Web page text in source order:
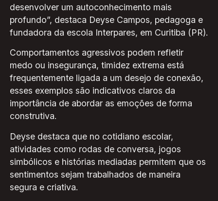
desenvolver um autoconhecimento mais
profundo”, destaca Deyse Campos, pedagoga e
fundadora da escola Interpares, em Curitiba (PR).
Comportamentos agressivos podem refletir
medo ou insegurança, timidez extrema está
frequentemente ligada a um desejo de conexão,
esses exemplos são indicativos claros da
importância de abordar as emoções de forma
construtiva.
Deyse destaca que no cotidiano escolar,
atividades como rodas de conversa, jogos
simbólicos e histórias mediadas permitem que os
sentimentos sejam trabalhados de maneira
segura e criativa.